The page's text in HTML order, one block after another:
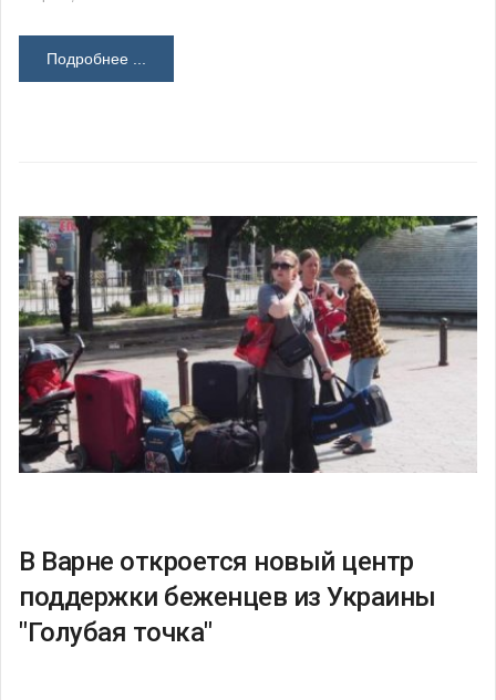
Подробнее ...
В Варне откроется новый центр
поддержки беженцев из Украины
"Голубая точка"